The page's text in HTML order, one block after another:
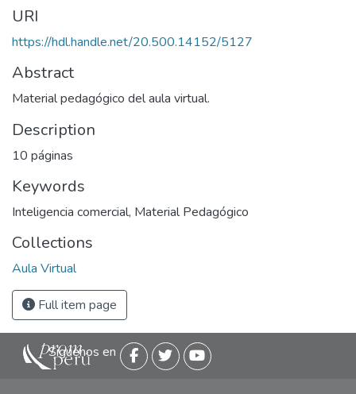
URI
https://hdl.handle.net/20.500.14152/5127
Abstract
Material pedagógico del aula virtual.
Description
10 páginas
Keywords
Inteligencia comercial, Material Pedagógico
Collections
Aula Virtual
Full item page
Siguenos en